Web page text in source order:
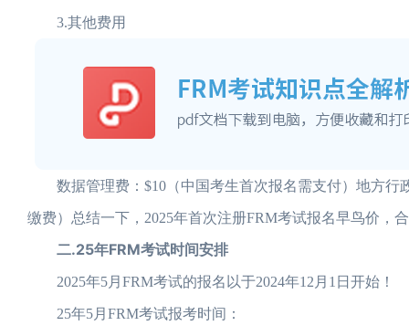
3.其他费用
数据管理费：$10（中国考生首次报名需支付）地方行
缴费）总结一下，2025年首次注册FRM考试报名早鸟价，
二.25年FRM考试时间安排
2025年5月FRM考试的报名以于2024年12月1日开始！
25年5月FRM考试报考时间：